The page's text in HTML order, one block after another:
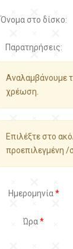
Όνομα στο δίσκο:
Παρατηρήσεις:
Αναλαμβάνουμε
χρέωση.
Επιλέξτε στο
προεπιλεγμένη /
Ημερομηνία*
Ώρα*